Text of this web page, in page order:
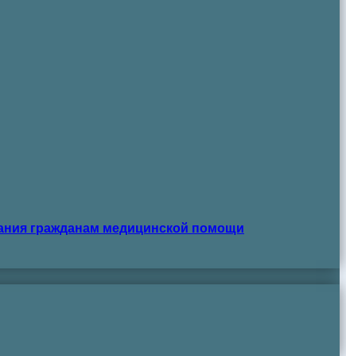
гражданам медицинской помощи